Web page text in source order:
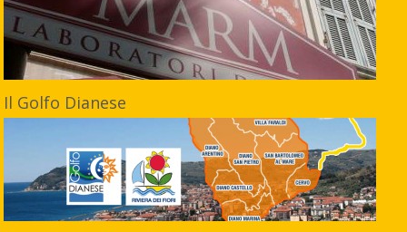
Il Golfo Dianese